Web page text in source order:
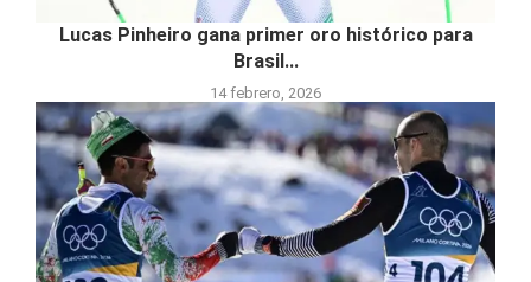
Lucas Pinheiro gana primer oro histórico para
Brasil...
14 febrero, 2026